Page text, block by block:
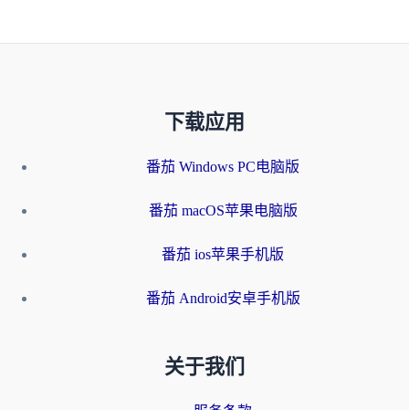
下载应用
番茄 Windows PC电脑版
番茄 macOS苹果电脑版
番茄 ios苹果手机版
番茄 Android安卓手机版
关于我们